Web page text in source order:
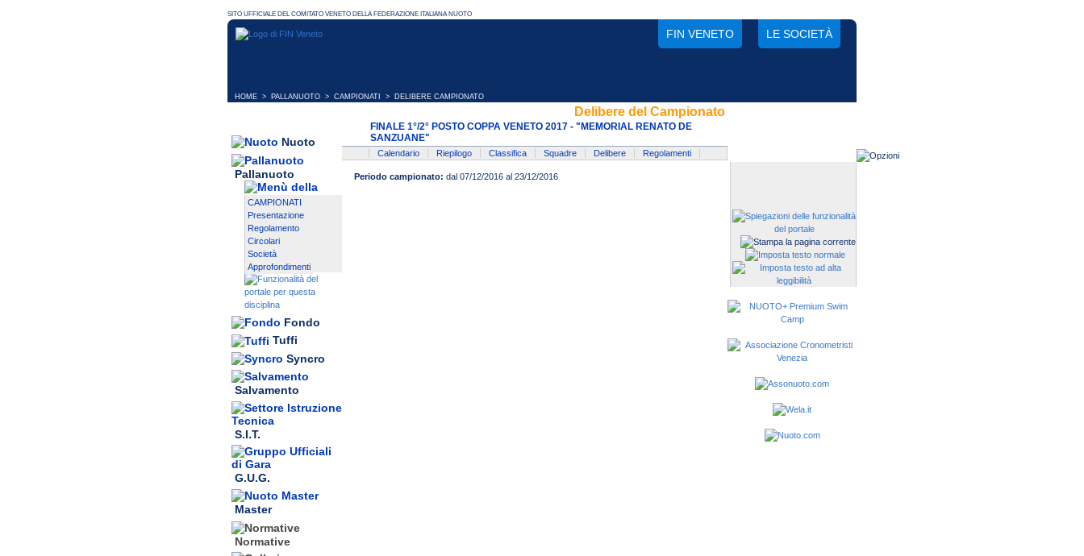
FIN VENETO LE SOCIETÀ
HOME > PALLANUOTO > CAMPIONATI > DELIBERE CAMPIONATO
Nuoto
Pallanuoto
CAMPIONATI
Presentazione
Regolamento
Circolari
Società
Approfondimenti
Fondo
Tuffi
Syncro
Salvamento
S.I.T.
G.U.G.
Master
Normative
Delibere del Campionato
FINALE 1°/2° POSTO COPPA VENETO 2017 - "MEMORIAL RENATO DE
SANZUANE"
Calendario Riepilogo Classifica Squadre Delibere Regolamenti
Periodo campionato: dal 07/12/2016 al 23/12/2016